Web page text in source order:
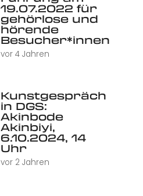
19.07.2022 für
gehörlose und
hörende
Besucher*innen
vor 4 Jahren
Kunstgespräch
in DGS:
Akinbode
Akinbiyi,
6.10.2024, 14
Uhr
vor 2 Jahren